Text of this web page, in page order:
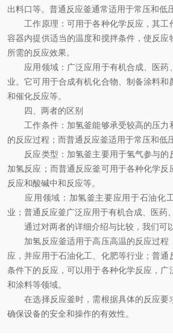
出料口等。普通反应釜通常适用于常压和低
工作原理：可用于各种化学反应，其工
容器内提供适当的温度和搅拌条件，使反应
所需的反应效果。
应用领域：广泛应用于有机合成、医药
业。它可用于合成有机化合物、制备涂料和
和催化反应等。
四、两者的区别
工作条件：加氢釜能够承受较高的压力
的反应过程；而普通反应釜适用于常压和低
反应类型：加氢釜主要用于氢气参与的
加氢反应；而普通反应釜可用于各种化学反
反应和酸碱中和反应等。
应用领域：加氢釜主要应用于石油化
业；普通反应釜广泛应用于有机合成、医药
通过对两者的详细介绍与比较，我们可以
加氢反应釜适用于高压高温的反应过程
应，并应用于石油化工、化肥等行业；普通
条件下的反应，可以用于各种化学反应，广
和涂料等领域。
在选择反应釜时，需根据具体的反应要
确保设备的安全和操作的有效性。